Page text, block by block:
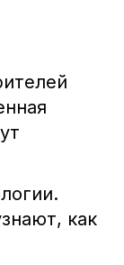
как